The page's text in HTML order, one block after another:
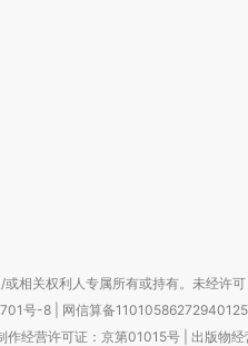
相关权利人专属所有或持有。未经许
号-8 网信算备
作经营许可证：京第01015号| 出版物